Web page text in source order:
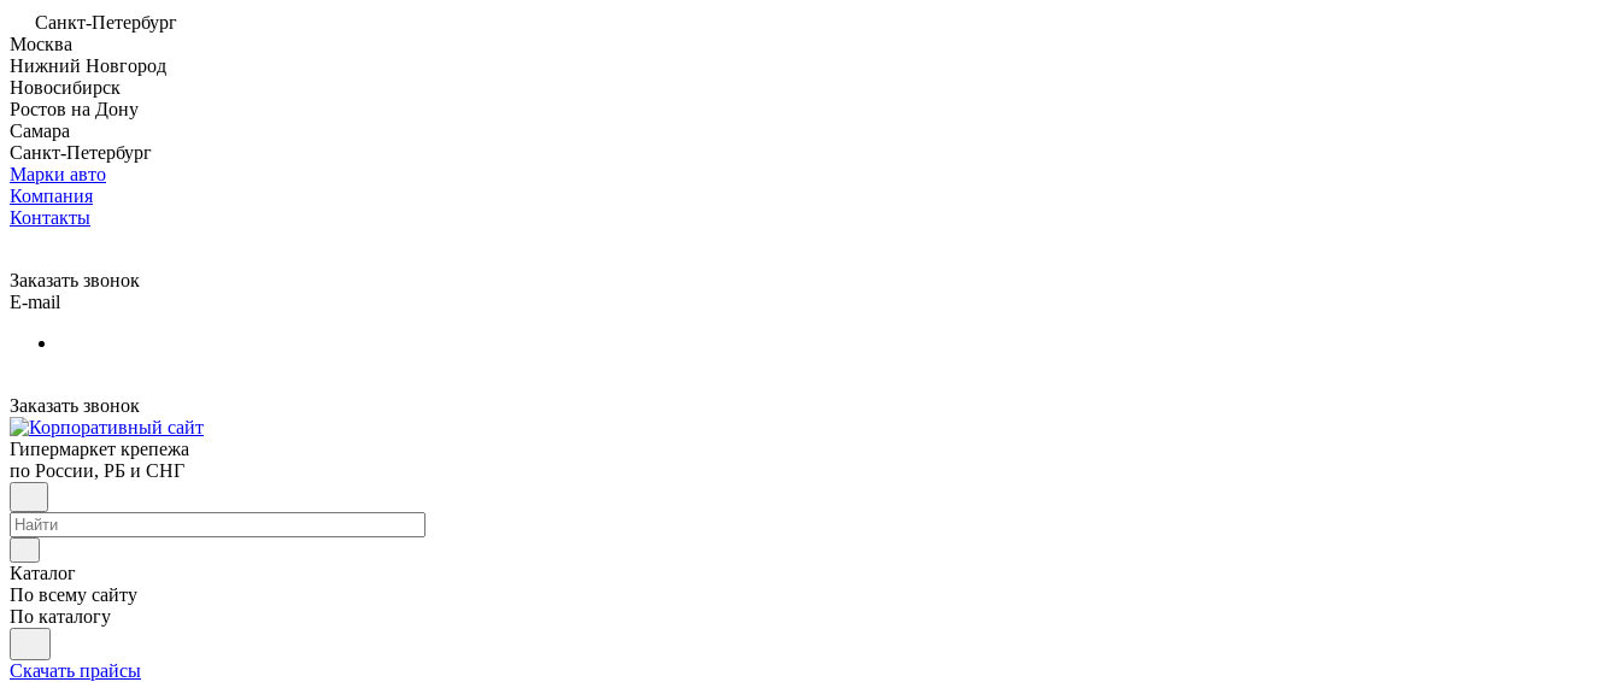
Санкт-Петербург
Москва
Нижний Новгород
Новосибирск
Ростов на Дону
Самара
Санкт-Петербург
Марки авто
Компания
Контакты
Заказать звонок
E-mail
Заказать звонок
Гипермаркет крепежа
по России, РБ и СНГ
Каталог
По всему сайту
По каталогу
Скачать прайсы